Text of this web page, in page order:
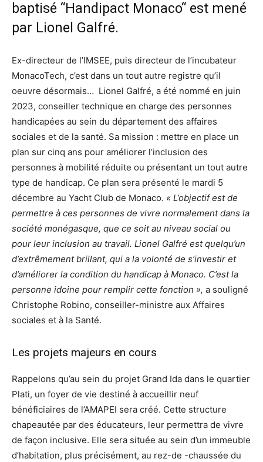
baptisé “Handipact Monaco“ est mené
par Lionel Galfré.
Ex-directeur de l’IMSEE, puis directeur de l’incubateur
MonacoTech, c’est dans un tout autre registre qu’il
oeuvre désormais… Lionel Galfré, a été nommé en juin
2023, conseiller technique en charge des personnes
handicapées au sein du département des affaires
sociales et de la santé. Sa mission : mettre en place un
plan sur cinq ans pour améliorer l’inclusion des
personnes à mobilité réduite ou présentant un tout autre
type de handicap. Ce plan sera présenté le mardi 5
décembre au Yacht Club de Monaco. « L’objectif est de
permettre à ces personnes de vivre normalement dans la
société monégasque, que ce soit au niveau social ou
pour leur inclusion au travail. Lionel Galfré est quelqu’un
d’extrêmement brillant, qui a la volonté de s’investir et
d’améliorer la condition du handicap à Monaco. C’est la
personne idoine pour remplir cette fonction », a souligné
Christophe Robino, conseiller-ministre aux Affaires
sociales et à la Santé.
Les projets majeurs en cours
Rappelons qu’au sein du projet Grand Ida dans le quartier
Plati, un foyer de vie destiné à accueillir neuf
bénéficiaires de l’AMAPEI sera créé. Cette structure
chapeautée par des éducateurs, leur permettra de vivre
de façon inclusive. Elle sera située au sein d’un immeuble
d’habitation, plus précisément, au rez-de -chaussée du